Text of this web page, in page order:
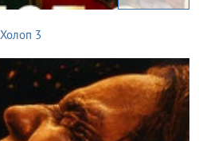
Холоп 3